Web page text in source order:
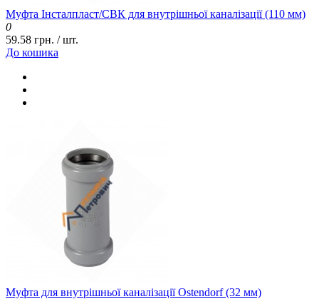
Муфта Інсталпласт/СВК для внутрішньої каналізації (110 мм)
0
59.58 грн. / шт.
До кошика
Муфта для внутрішньої каналізації Ostendorf (32 мм)